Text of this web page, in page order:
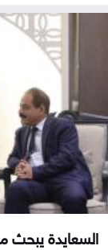
السعايدة يبحث